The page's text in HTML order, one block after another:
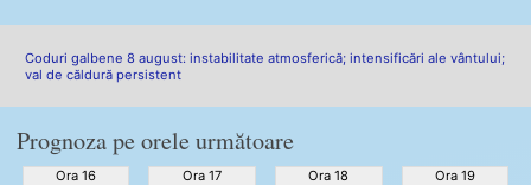
Coduri galbene 8 august: instabilitate atmosferică; intensificări ale vântului;
val de căldură persistent
Prognoza pe orele următoare
Ora 16 Ora 17 Ora 18 Ora 19